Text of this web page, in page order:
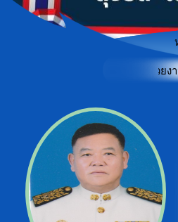
ำเนินงานของหน่วยงานภาครัฐ